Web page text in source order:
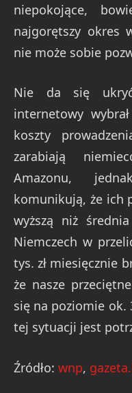
niepokojące,
najgorętszy okres
nie może sobie
Nie da się
internetowy
koszty
zarabiają
Amazonu,
komunikują, że ich
wyższą niż
Niemczech w
tys. zł miesięcznie
że nasze
się na poziomie ok.
tej sytuacji jest
Źródło: wnp,